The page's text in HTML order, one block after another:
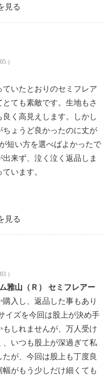
見る
）
いたとおりのセミフレア
ても素敵です。生地もさ
く高見えします。しかし
ょうど良かったのに丈が
短い方を選べばよかったで
来ず、泣く泣く返品しま
います。
見る
）
雅山（Ｒ） セミフレアー
入し、返品した事もあり
イズを今回は股上が決め手
しれませんが、万人受け
いつも股上が深過ぎて私
が、今回は股上も丁度良
がもう少しだけ細くても